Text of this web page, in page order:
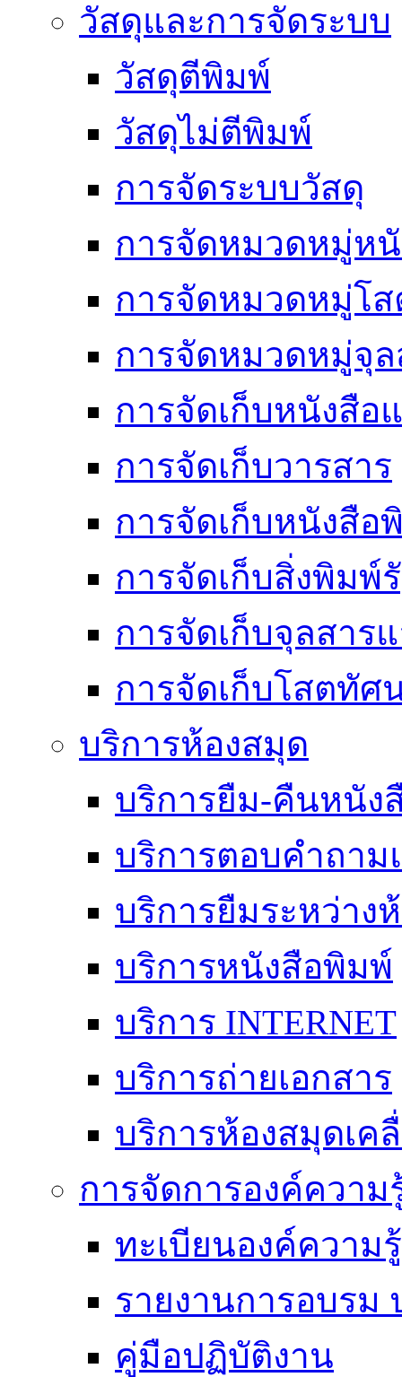
วัสดุและการจัดระบบ
วัสดุตีพิมพ์
วัสดุไม่ตีพิมพ์
การจัดระบบวัสดุ
การจัดหมวดหมู่ห
การจัดหมวดหมู่โ
การจัดหมวดหมู่จุ
การจัดเก็บหนังสือ
การจัดเก็บวารสาร
การจัดเก็บหนังสือ
การจัดเก็บสิ่งพิมพ์
การจัดเก็บจุลสาร
การจัดเก็บโสตทัศ
บริการห้องสมุด
บริการยืม-คืนหนัง
บริการตอบคำถา
บริการยืมระหว่าง
บริการหนังสือพิมพ์
บริการ INTERNET
บริการถ่ายเอกสาร
บริการห้องสมุดเค
การจัดการองค์ความ
ทะเบียนองค์ความ
รายงานการอบรม
คู่มือปฏิบัติงาน